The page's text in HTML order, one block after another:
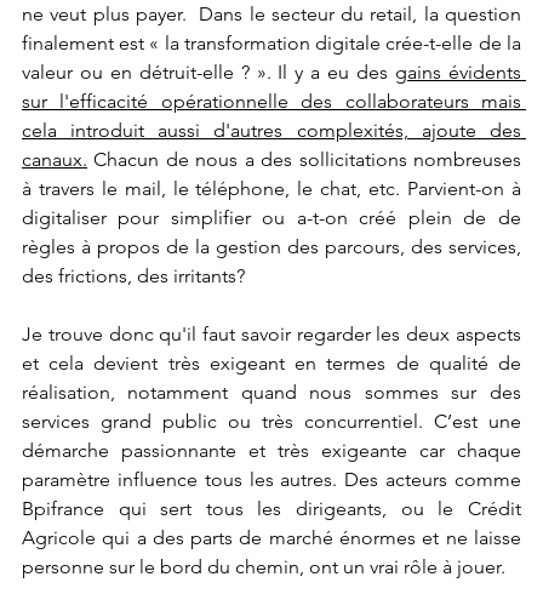
ne veut plus payer.  Dans le secteur du retail, la question
finalement est « la transformation digitale crée-t-elle de la
valeur ou en détruit-elle ? ». Il y a eu des gains évidents
sur l'efficacité opérationnelle des collaborateurs mais
cela introduit aussi d'autres complexités, ajoute des
canaux. Chacun de nous a des sollicitations nombreuses
à travers le mail, le téléphone, le chat, etc. Parvient-on à
digitaliser pour simplifier ou a-t-on créé plein de de
règles à propos de la gestion des parcours, des services,
des frictions, des irritants?
Je trouve donc qu'il faut savoir regarder les deux aspects
et cela devient très exigeant en termes de qualité de
réalisation, notamment quand nous sommes sur des
services grand public ou très concurrentiel. C’est une
démarche passionnante et très exigeante car chaque
paramètre influence tous les autres. Des acteurs comme
Bpifrance qui sert tous les dirigeants, ou le Crédit
Agricole qui a des parts de marché énormes et ne laisse
personne sur le bord du chemin, ont un vrai rôle à jouer.